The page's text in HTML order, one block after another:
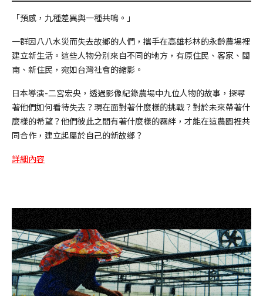
「預感，九種差異與一種共鳴。」
一群因八八水災而失去故鄉的人們，攜手在高雄杉林的永齡農場裡
建立新生活。這些人物分別來自不同的地方，有原住民、客家、閩
南、新住民，宛如台灣社會的縮影。
日本導演-二宮宏央，透過影像紀錄農場中九位人物的故事，探尋
著他們如何看待失去？現在面對著什麼樣的挑戰？對於未來帶著什
麼樣的希望？他們彼此之間有著什麼樣的羈絆，才能在這農園裡共
同合作，建立起屬於自己的新故鄉？
詳細內容